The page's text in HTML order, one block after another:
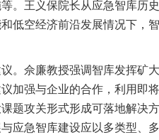
。王义保院长从应急智库历
低空经济前沿发展情况下，
。佘廉教授强调智库发挥矿
加强与企业的合作，利用即
题攻关形式形成可落地解决
应急智库建设应以多类型、